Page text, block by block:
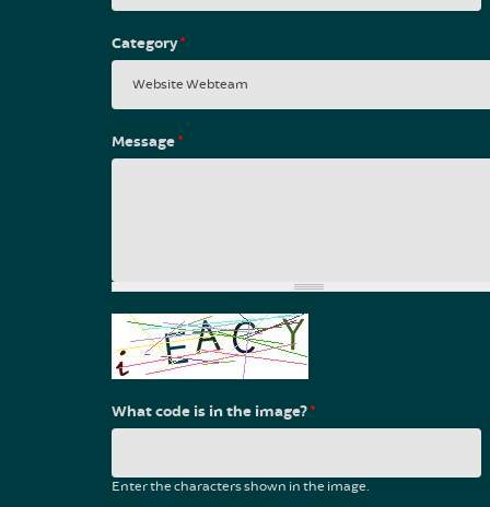
Category*
Message*
What code is in the image?*
Enter the characters shown in the image.